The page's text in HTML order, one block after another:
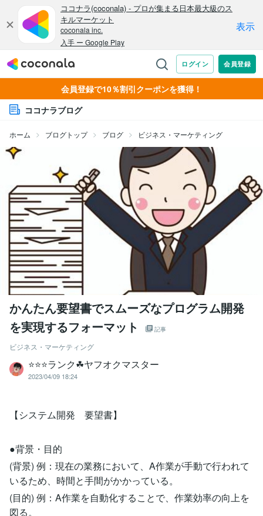
会員登録で10％割引クーポンを獲得！
ココナラブログ
ホーム ブログトップ ブログ ビジネス・マーケティング
かんたん要望書でスムーズなプログラム開発
を実現するフォーマット
記事
ビジネス・マーケティング
⭐️⭐️⭐️ランク☘ヤフオクマスター
2023/04/09 18:24
【システム開発 要望書】
●背景・目的
(背景) 例：現在の業務において、A作業が手動で行われて
いるため、時間と手間がかかっている。
(目的) 例：A作業を自動化することで、作業効率の向上を
図る。